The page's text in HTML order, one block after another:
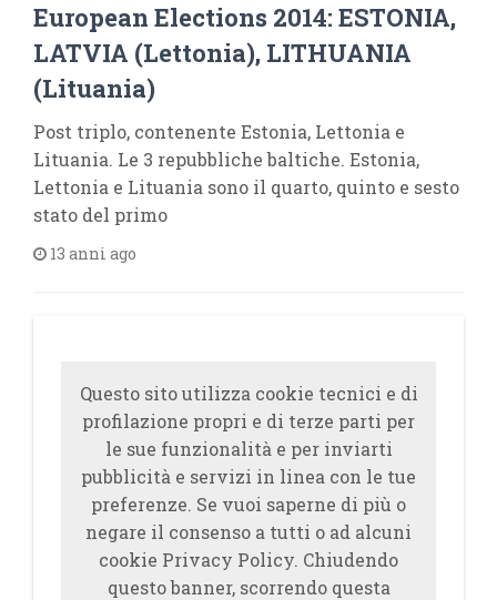
European Elections 2014: ESTONIA,
LATVIA (Lettonia), LITHUANIA
(Lituania)
Post triplo, contenente Estonia, Lettonia e
Lituania. Le 3 repubbliche baltiche. Estonia,
Lettonia e Lituania sono il quarto, quinto e sesto
stato del primo
13 anni ago
Questo sito utilizza cookie tecnici e di
profilazione propri e di terze parti per
le sue funzionalità e per inviarti
pubblicità e servizi in linea con le tue
preferenze. Se vuoi saperne di più o
negare il consenso a tutti o ad alcuni
cookie Privacy Policy. Chiudendo
questo banner, scorrendo questa